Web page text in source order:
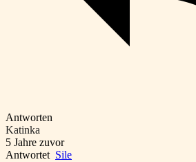
Antworten
Katinka
5 Jahre zuvor
Antwortet Sile